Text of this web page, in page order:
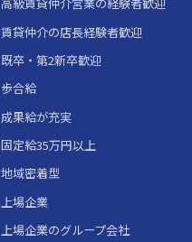
賃貸仲介の店長経験者歓迎
既卒・第2新卒歓迎
歩合給
成果給が充実
固定給35万円以上
地域密着型
上場企業
上場企業のグループ会社